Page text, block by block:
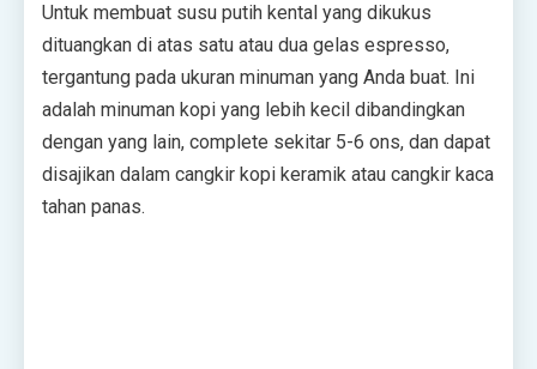
Untuk membuat susu putih kental yang dikukus
dituangkan di atas satu atau dua gelas espresso,
tergantung pada ukuran minuman yang Anda buat. Ini
adalah minuman kopi yang lebih kecil dibandingkan
dengan yang lain, complete sekitar 5-6 ons, dan dapat
disajikan dalam cangkir kopi keramik atau cangkir kaca
tahan panas.